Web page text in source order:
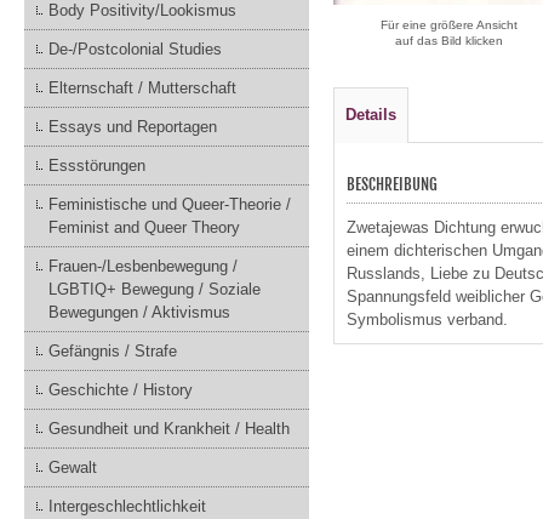
Body Positivity/Lookismus
De-/Postcolonial Studies
Elternschaft / Mutterschaft
Essays und Reportagen
Essstörungen
Feministische und Queer-Theorie /
Feminist and Queer Theory
Frauen-/Lesbenbewegung /
LGBTIQ+ Bewegung / Soziale
Bewegungen / Aktivismus
Gefängnis / Strafe
Geschichte / History
Gesundheit und Krankheit / Health
Gewalt
Intergeschlechtlichkeit
Für eine größere Ansicht
auf das Bild klicken
Details
BESCHREIBUNG
Zwetajewas Dichtung
einem dichterischen
Russlands, Liebe zu
Spannungsfeld weiblicher
Symbolismus verband.